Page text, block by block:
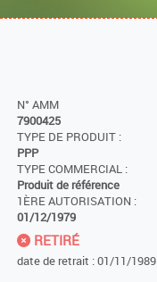
N° AMM
7900425
TYPE DE PRODUIT :
PPP
TYPE COMMERCIAL :
Produit de référence
1ÈRE AUTORISATION :
01/12/1979
RETIRÉ
date de retrait : 01/11/1989